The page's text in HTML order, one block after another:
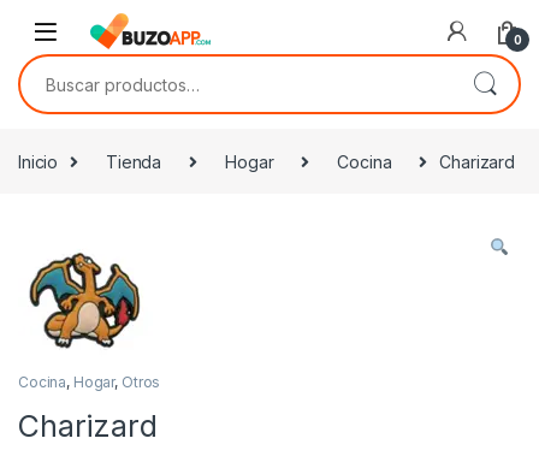
Skip to navigation
Skip to content
0
Buscar por:
Inicio Tienda Hogar Cocina Charizard
Cocina, Hogar, Otros
Charizard